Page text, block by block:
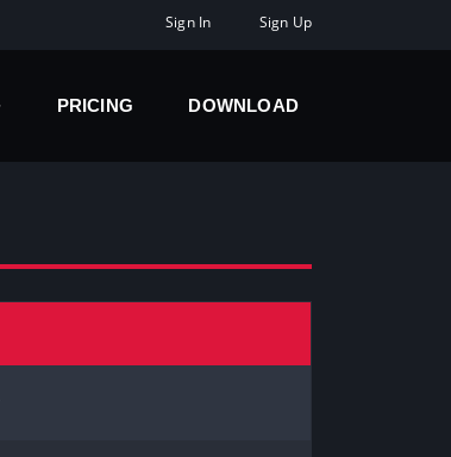
Sign In Sign Up
PRICING DOWNLOAD